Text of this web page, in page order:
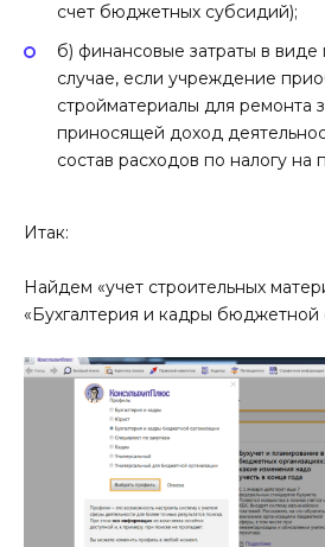
счет бюджетных субсидий);
б) финансовые затраты в виде
случае, если учреждение
стройматериалы для ремонта
приносящей доход
состав расходов по налогу на
Итак:
Найдем «учет строительных
«Бухгалтерия и кадры бюджетной